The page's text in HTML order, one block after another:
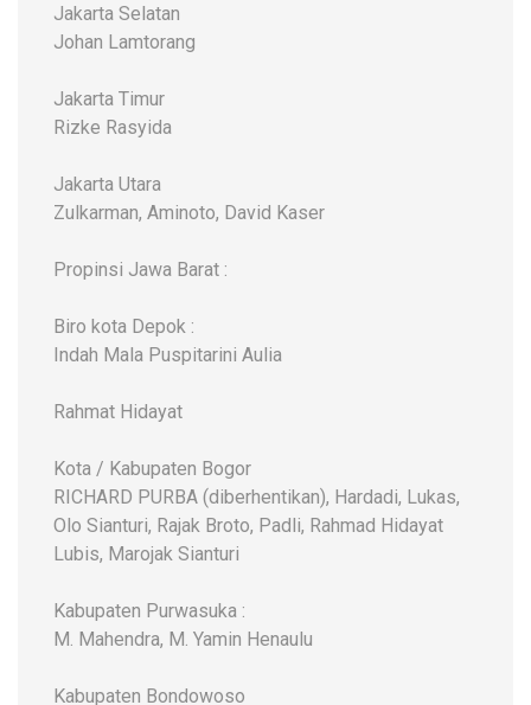
Jakarta Selatan
Johan Lamtorang
Jakarta Timur
Rizke Rasyida
Jakarta Utara
Zulkarman, Aminoto, David Kaser
Propinsi Jawa Barat :
Biro kota Depok :
Indah Mala Puspitarini Aulia
Rahmat Hidayat
Kota / Kabupaten Bogor
RICHARD PURBA (diberhentikan), Hardadi, Lukas,
Olo Sianturi, Rajak Broto, Padli, Rahmad Hidayat
Lubis, Marojak Sianturi
Kabupaten Purwasuka :
M. Mahendra, M. Yamin Henaulu
Kabupaten Bondowoso